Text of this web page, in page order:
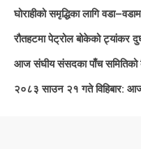
घोराहीको समृद्धिका लागि
रौतहटमा पेट्रोल बोकेको ट्यांकर
आज संघीय संसदका पाँच
२०८३ साउन २१ गते विहिबार: